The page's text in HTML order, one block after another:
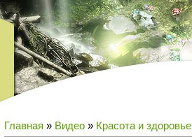
Главная » Видео » Красота и здоровье